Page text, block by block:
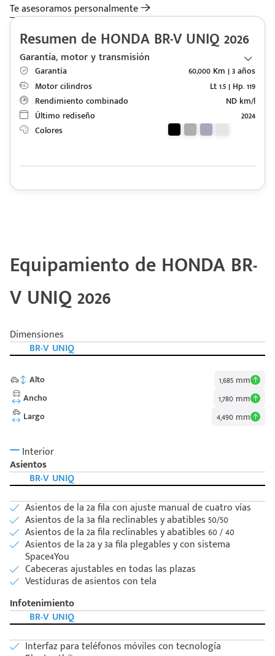
Te asesoramos personalmente
Resumen de HONDA BR-V UNIQ 2026
Garantía, motor y transmisión
Garantía
60,000 Km | 3 años
Motor cilindros
Lt 1.5 | Hp. 119
Rendimiento combinado
ND km/l
Último rediseño
2024
Colores
Equipamiento de HONDA BR-
V UNIQ 2026
Dimensiones
BR-V UNIQ
Alto
1,685 mm
Ancho
1,780 mm
Largo
4,490 mm
Interior
Asientos
BR-V UNIQ
Asientos de la 2a fila con ajuste manual de cuatro vías
Asientos de la 3a fila reclinables y abatibles 50/50
Asientos de la 2a fila reclinables y abatibles 60 / 40
Asientos de la 2a y 3a fila plegables y con sistema
Space4You
Cabeceras ajustables en todas las plazas
Vestiduras de asientos con tela
Infotenimiento
BR-V UNIQ
Interfaz para teléfonos móviles con tecnología